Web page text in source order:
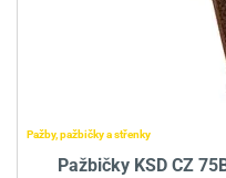
Pažby, pažbičky a střenky
Pažbičky KSD CZ